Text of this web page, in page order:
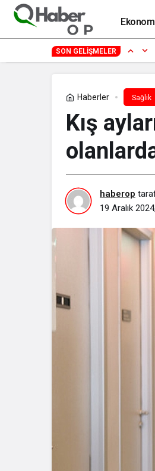
SON GELIŞMELER
Haberler Sağlık
Kış
haberop
19 Aralık
İnternetten